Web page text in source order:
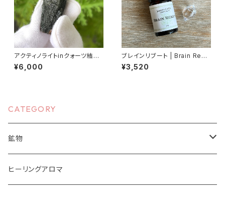
アクティノライトinクォーツ結晶
｜ロシア産
¥6,000
ブレインリブート | Brain Rebo
ot 5ml
¥3,520
CATEGORY
鉱物
原石、結晶
ヒーリングアロマ